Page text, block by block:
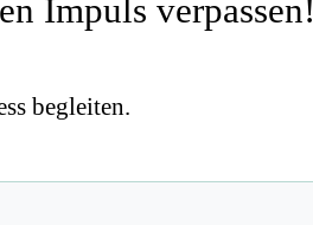
Impuls verpassen!
begleiten.